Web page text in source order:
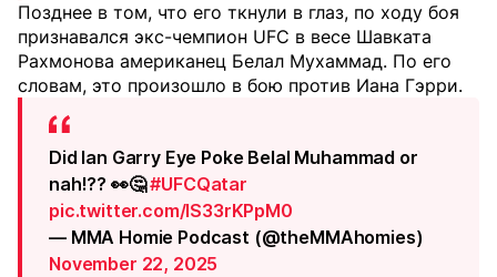
Позднее в том, что его ткнули в глаз, по ходу боя
признавался экс-чемпион UFC в весе Шавката
Рахмонова американец Белал Мухаммад. По его
словам, это произошло в бою против Иана Гэрри.
Did Ian Garry Eye Poke Belal Muhammad or
nah!?? 👀🤔#UFCQatar
pic.twitter.com/lS33rKPpM0
— MMA Homie Podcast (@theMMAhomies)
November 22, 2025